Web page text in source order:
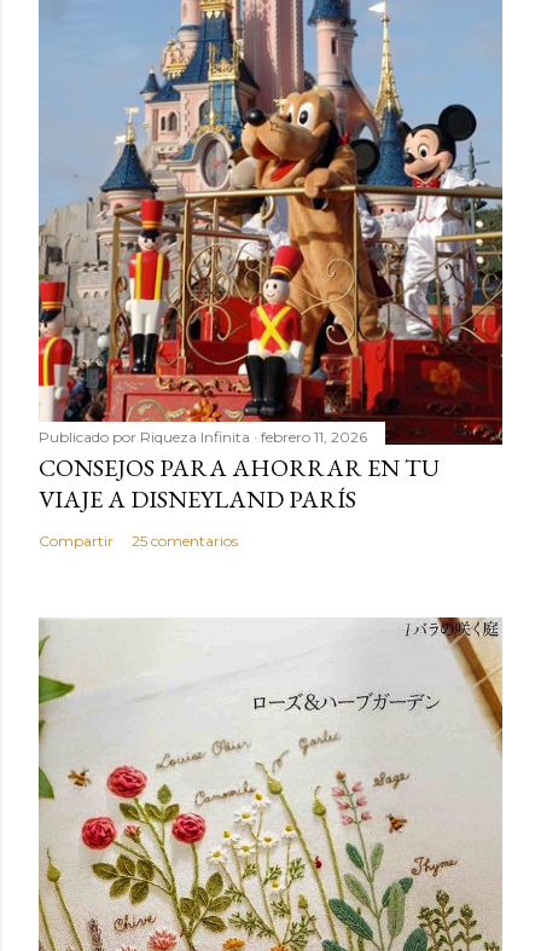
Publicado por Riqueza Infinita febrero 11, 2026
CONSEJOS PARA AHORRAR EN TU
VIAJE A DISNEYLAND PARÍS
Compartir 25 comentarios